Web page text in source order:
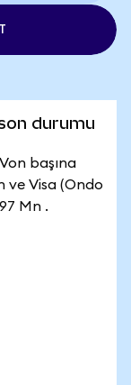
durumu
başına
ve Visa (Ondo
Mn .